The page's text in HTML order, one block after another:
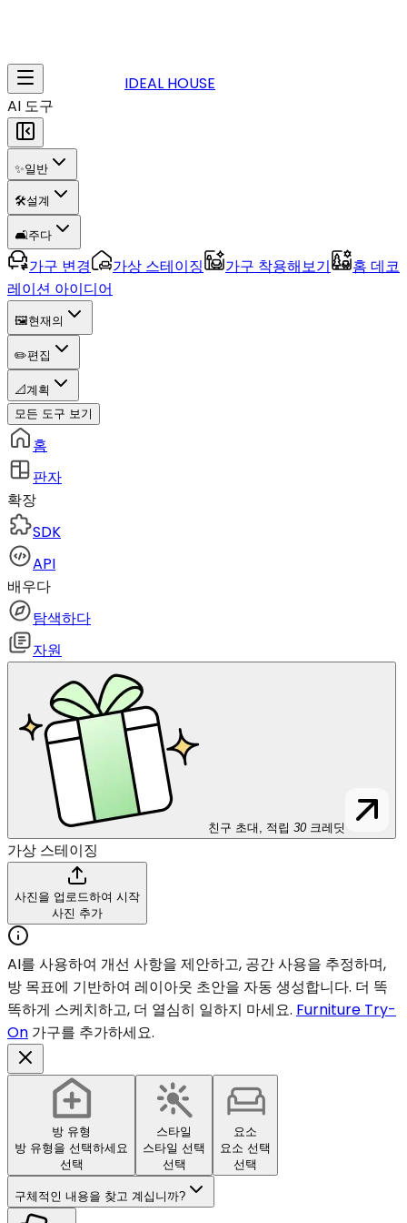
IDEAL HOUSE
AI 도구
✨일반
🛠️설계
🛋️주다
가구 변경 가상 스테이징 가구 착용해보기
홈 데코
레이션 아이디어
🖼️현재의
✏️편집
📐계획
모든 도구 보기
홈
판자
확장
SDK
API
배우다
탐색하다
자원
친구 초대, 적립 30 크레딧
가상 스테이징
사진을 업로드하여 시작
사진 추가
AI를 사용하여 개선 사항을 제안하고, 공간 사용을 추정하며,
방 목표에 기반하여 레이아웃 초안을 자동 생성합니다. 더 똑
똑하게 스케치하고, 더 열심히 일하지 마세요. Furniture Try-
On 가구를 추가하세요.
방 유형
방 유형을 선택하세요
선택
스타일
스타일 선택
선택
요소
요소 선택
선택
구체적인 내용을 찾고 계십니까?